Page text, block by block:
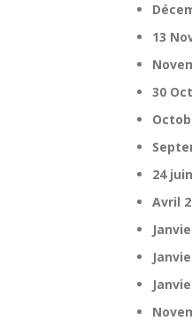
13
30
24
Avril